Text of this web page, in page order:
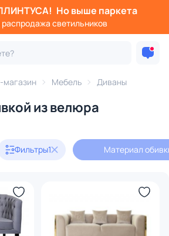
Но выше паркета
распродажа светильников
магазин Мебель Диваны
из велюра
Фильтры1 Материал
Фильтры
велюровые модульные диваны